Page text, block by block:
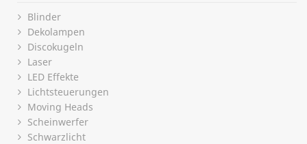
Blinder
Dekolampen
Discokugeln
Laser
LED Effekte
Lichtsteuerungen
Moving Heads
Scheinwerfer
Schwarzlicht